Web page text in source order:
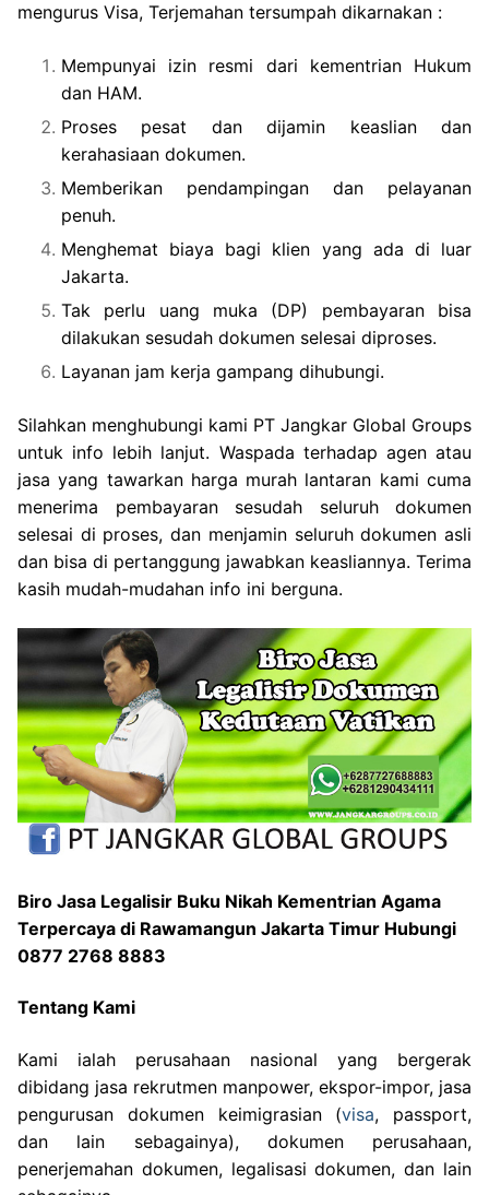
mengurus Visa, Terjemahan tersumpah dikarnakan :
Mempunyai izin resmi dari kementrian Hukum
dan HAM.
Proses pesat dan dijamin keaslian dan
kerahasiaan dokumen.
Memberikan pendampingan dan pelayanan
penuh.
Menghemat biaya bagi klien yang ada di luar
Jakarta.
Tak perlu uang muka (DP) pembayaran bisa
dilakukan sesudah dokumen selesai diproses.
Layanan jam kerja gampang dihubungi.
Silahkan menghubungi kami PT Jangkar Global Groups
untuk info lebih lanjut. Waspada terhadap agen atau
jasa yang tawarkan harga murah lantaran kami cuma
menerima pembayaran sesudah seluruh dokumen
selesai di proses, dan menjamin seluruh dokumen asli
dan bisa di pertanggung jawabkan keasliannya. Terima
kasih mudah-mudahan info ini berguna.
Biro Jasa Legalisir Buku Nikah Kementrian Agama
Terpercaya di Rawamangun Jakarta Timur Hubungi
0877 2768 8883
Tentang Kami
Kami ialah perusahaan nasional yang bergerak
dibidang jasa rekrutmen manpower, ekspor-impor, jasa
pengurusan dokumen keimigrasian (visa, passport,
dan lain sebagainya), dokumen perusahaan,
penerjemahan dokumen, legalisasi dokumen, dan lain